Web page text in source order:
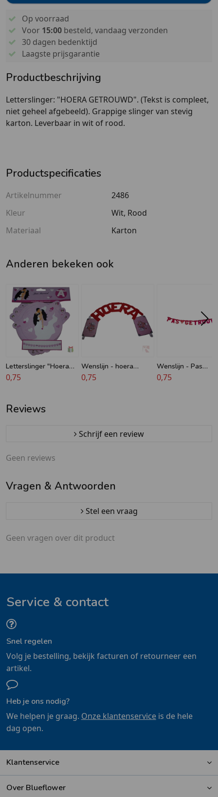
Op voorraad
Voor 15:00besteld, vandaag verzonden
30 dagen bedenktijd
Laagste prijsgarantie
Productbeschrijving
Letterslinger: "HOERA GETROUWD". (Tekst is compleet,
niet geheel afgebeeld). Grappige slinger van stevig
karton. Leverbaar in wit of rood.
Productspecificaties
Artikelnummer
2486
Kleur
Wit, Rood
Materiaal
Karton
Anderen bekeken ook
Letterslinger "Hoera
getrouwd"
0,75
Wenslijn - hoera
getrouwd - rood
0,75
Wenslijn - Pas
Getrouwd -
0,75
Reviews
Schrijf een review
Geen reviews
Vragen & Antwoorden
Stel een vraag
Geen vragen over dit product
Service & contact
Snel regelen
Volg je bestelling, bekijk facturen of retourneer een
artikel.
Heb je ons nodig?
We helpen je graag. Onze klantenserviceis de hele
dag open.
Klantenservice
Over Blueflower